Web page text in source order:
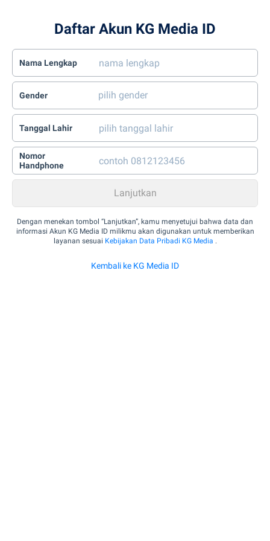
Daftar Akun KG Media ID
Nama Lengkap
Gender
Tanggal Lahir
Nomor
Handphone
Dengan menekan tombol “Lanjutkan”, kamu menyetujui bahwa data dan
informasi Akun KG Media ID milikmu akan digunakan untuk memberikan
layanan sesuai Kebijakan Data Pribadi KG Media .
Kembali ke KG Media ID